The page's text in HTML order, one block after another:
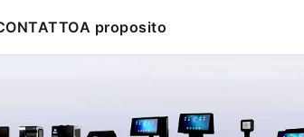
A proposito